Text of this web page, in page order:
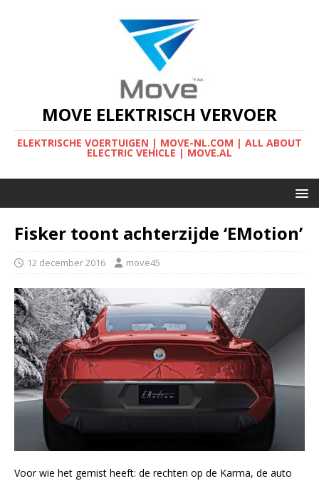
MOVE ELEKTRISCH VERVOER
ELEKTRISCHE VOERTUIGEN | MOVE-NL.COM | ALL ABOUT
ELECTRIC VEHICLE | MOVE.AL
Fisker toont achterzijde ‘EMotion’
12 december 2016 move45
Voor wie het gemist heeft: de rechten op de Karma, de auto